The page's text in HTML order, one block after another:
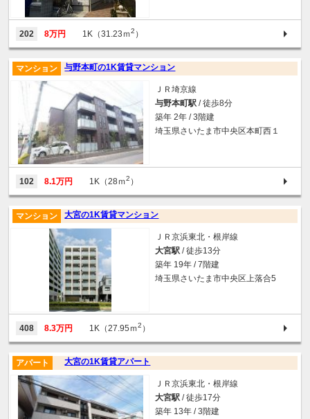
202 8万円 1K（31.23ｍ2 ）
与野本町の1K賃貸マンション
マンション
ＪＲ埼京線
与野本町駅 / 徒歩8分
築年 2年 / 3階建
埼玉県さいたま市中央区本町西１
102 8.1万円 1K（28ｍ2 ）
大宮の1K賃貸マンション
マンション
ＪＲ京浜東北・根岸線
大宮駅 / 徒歩13分
築年 19年 / 7階建
埼玉県さいたま市中央区上落合5
408 8.3万円 1K（27.95ｍ2 ）
大宮の1K賃貸アパート
アパート
ＪＲ京浜東北・根岸線
大宮駅 / 徒歩17分
築年 13年 / 3階建